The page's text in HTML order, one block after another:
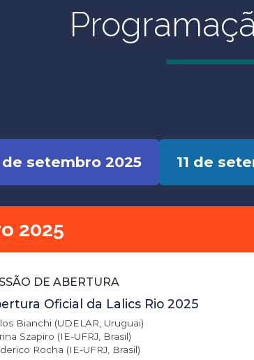
de setembro 2025 11 de
2025
DE ABERTURA
Oficial da Lalics Rio 2025
Bianchi (UDELAR, Uruguai)
Szapiro (IE-UFRJ, Brasil)
Rocha (IE-UFRJ, Brasil)